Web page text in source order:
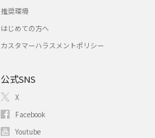
推奨環境
はじめての方へ
カスタマーハラスメントポリシー
公式SNS
X
Facebook
Youtube